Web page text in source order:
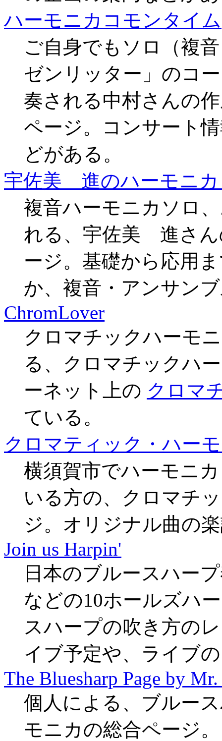
ハーモニカコモンタイム
ご自身でもソロ（複
ゼンリッター」のコ
奏される中村さんの
ページ。コンサート
どがある。
宇佐美 進のハーモニカ
複音ハーモニカソロ
れる、宇佐美 進さん
ージ。基礎から応用
か、複音・アンサン
ChromLover
クロマチックハーモ
る、クロマチックハ
ーネット上の クロマ
ている。
クロマティック・ハー
横須賀市でハーモニ
いる方の、クロマチ
ジ。オリジナル曲の
Join us Harpin'
日本のブルースハー
などの10ホールズハ
スハープの吹き方の
イブ予定や、ライブ
The Bluesharp Page by
個人による、ブルー
モニカの総合ページ